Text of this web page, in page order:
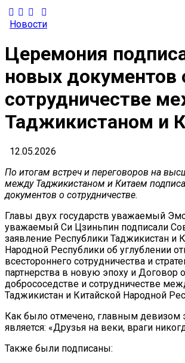
Новости
Церемония
новых документов
сотрудничестве
Таджикистаном и
12.05.2026
По итогам встреч и переговоров на
между Таджикистаном и Китаем
документов о сотрудничестве.
Главы двух государств уважаемый
уважаемый Си Цзиньпин подписали
заявление Республики Таджикистан и
Народной Республики об углублении
всестороннего сотрудничества и
партнерства в новую эпоху и Договор
добрососедстве и сотрудничестве
Таджикистан и Китайской Народной
Как было отмечено, главным девизом
является: «Друзья на веки, враги
Также были подписаны: